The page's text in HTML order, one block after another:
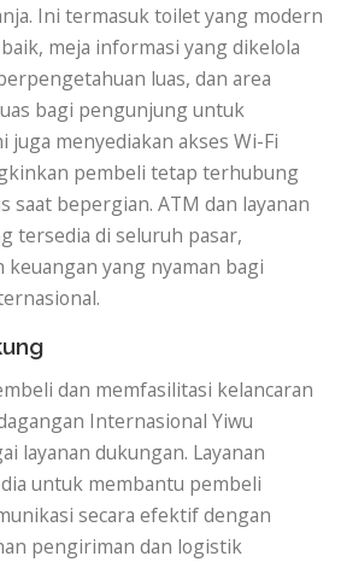
Ini termasuk toilet yang modern
meja informasi yang dikelola
luas, dan area
bagi pengunjung untuk
juga menyediakan akses Wi-Fi
pembeli tetap terhubung
saat bepergian. ATM dan layanan
tersedia di seluruh pasar,
keuangan yang nyaman bagi
dan memfasilitasi kelancaran
Internasional Yiwu
layanan dukungan. Layanan
untuk membantu pembeli
secara efektif dengan
pengiriman dan logistik